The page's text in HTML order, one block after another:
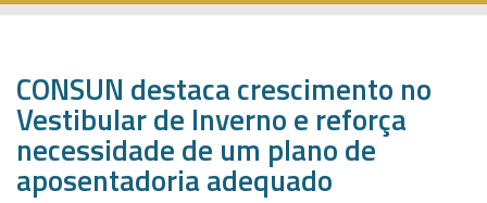
CONSUN destaca crescimento no
Vestibular de Inverno e reforça
necessidade de um plano de
aposentadoria adequado